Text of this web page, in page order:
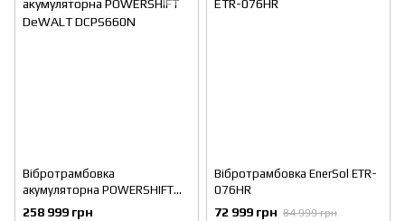
Вібротрамбовка
акумуляторна POWERSHIFT
DeWALT DCPS660N
258 999 грн
Вібротрамбовка EnerSol ETR-
076HR
72 999 грн 84 999 грн